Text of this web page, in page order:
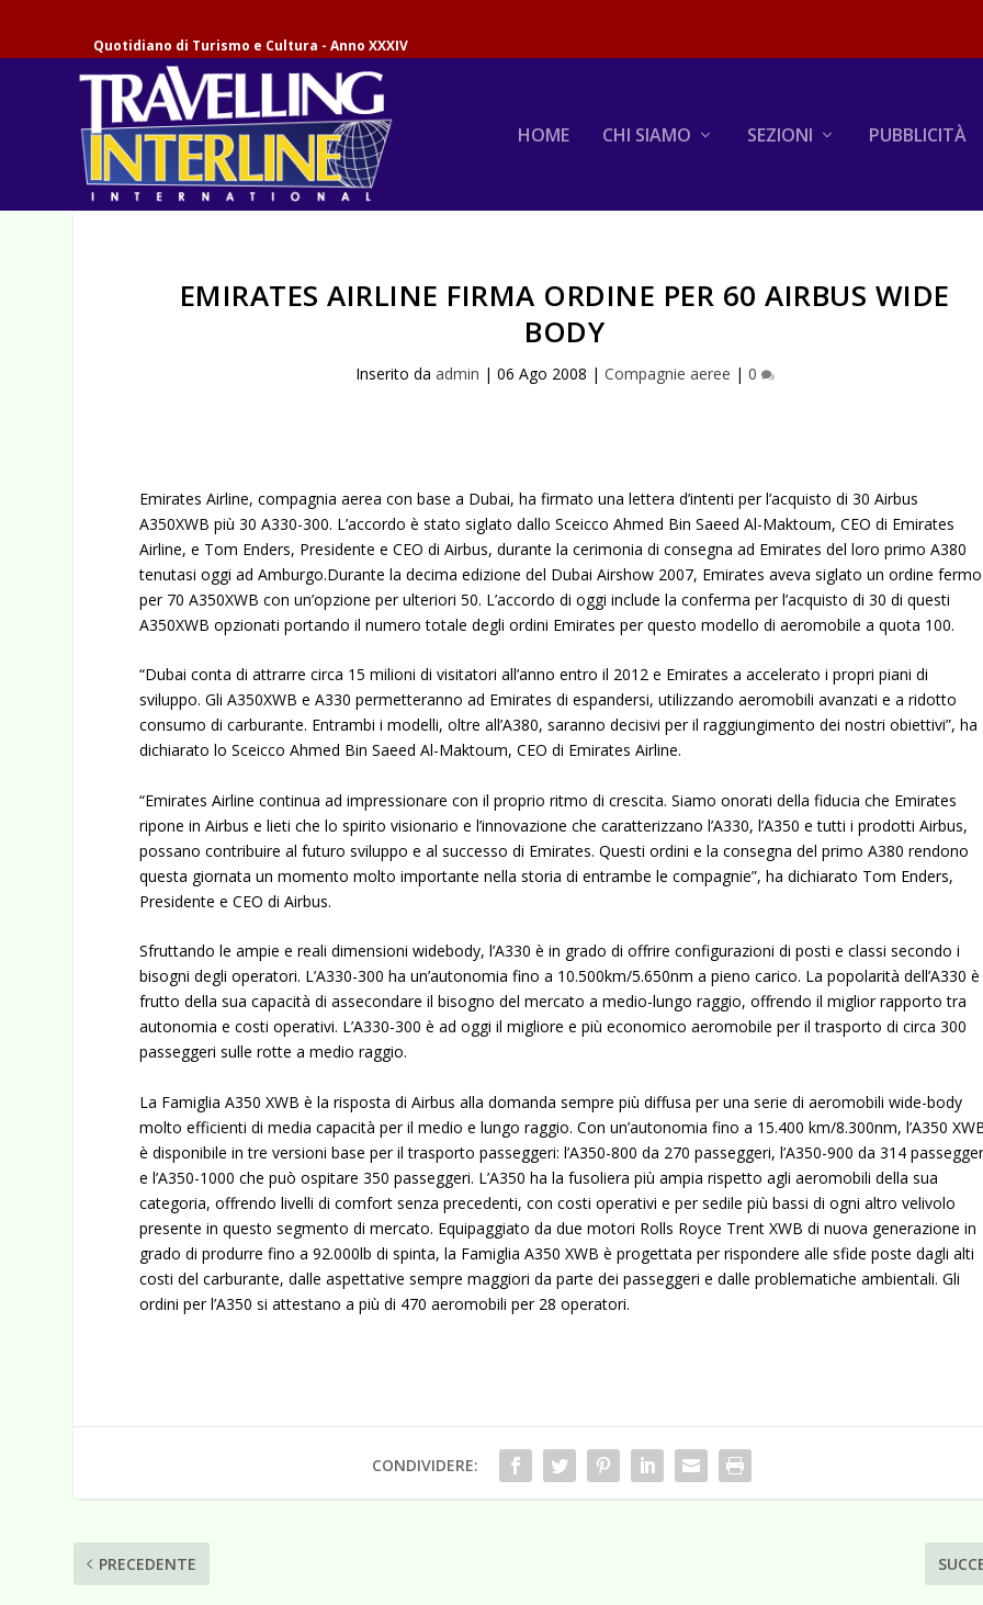
Quotidiano di Turismo e Cultura - Anno XXXIV
HOME CHI SIAMO SEZIONI PUBBLICITÀ
EMIRATES AIRLINE FIRMA ORDINE PER 60 AIRBUS WIDE
BODY
Inserito da admin | 06 Ago 2008 | Compagnie aeree | 0
Emirates Airline, compagnia aerea con base a Dubai, ha firmato una lettera d’intenti per l’acquisto di 30 Airbus
A350XWB più 30 A330-300. L’accordo è stato siglato dallo Sceicco Ahmed Bin Saeed Al-Maktoum, CEO di Emirates
Airline, e Tom Enders, Presidente e CEO di Airbus, durante la cerimonia di consegna ad Emirates del loro primo A380
tenutasi oggi ad Amburgo.Durante la decima edizione del Dubai Airshow 2007, Emirates aveva siglato un ordine fermo
per 70 A350XWB con un’opzione per ulteriori 50. L’accordo di oggi include la conferma per l’acquisto di 30 di questi
A350XWB opzionati portando il numero totale degli ordini Emirates per questo modello di aeromobile a quota 100.
“Dubai conta di attrarre circa 15 milioni di visitatori all’anno entro il 2012 e Emirates a accelerato i propri piani di
sviluppo. Gli A350XWB e A330 permetteranno ad Emirates di espandersi, utilizzando aeromobili avanzati e a ridotto
consumo di carburante. Entrambi i modelli, oltre all’A380, saranno decisivi per il raggiungimento dei nostri obiettivi”, ha
dichiarato lo Sceicco Ahmed Bin Saeed Al-Maktoum, CEO di Emirates Airline.
“Emirates Airline continua ad impressionare con il proprio ritmo di crescita. Siamo onorati della fiducia che Emirates
ripone in Airbus e lieti che lo spirito visionario e l’innovazione che caratterizzano l’A330, l’A350 e tutti i prodotti Airbus,
possano contribuire al futuro sviluppo e al successo di Emirates. Questi ordini e la consegna del primo A380 rendono
questa giornata un momento molto importante nella storia di entrambe le compagnie”, ha dichiarato Tom Enders,
Presidente e CEO di Airbus.
Sfruttando le ampie e reali dimensioni widebody, l’A330 è in grado di offrire configurazioni di posti e classi secondo i
bisogni degli operatori. L’A330-300 ha un’autonomia fino a 10.500km/5.650nm a pieno carico. La popolarità dell’A330 è
frutto della sua capacità di assecondare il bisogno del mercato a medio-lungo raggio, offrendo il miglior rapporto tra
autonomia e costi operativi. L’A330-300 è ad oggi il migliore e più economico aeromobile per il trasporto di circa 300
passeggeri sulle rotte a medio raggio.
La Famiglia A350 XWB è la risposta di Airbus alla domanda sempre più diffusa per una serie di aeromobili wide-body
molto efficienti di media capacità per il medio e lungo raggio. Con un’autonomia fino a 15.400 km/8.300nm, l’A350
è disponibile in tre versioni base per il trasporto passeggeri: l’A350-800 da 270 passeggeri, l’A350-900 da 314
e l’A350-1000 che può ospitare 350 passeggeri. L’A350 ha la fusoliera più ampia rispetto agli aeromobili della sua
categoria, offrendo livelli di comfort senza precedenti, con costi operativi e per sedile più bassi di ogni altro velivolo
presente in questo segmento di mercato. Equipaggiato da due motori Rolls Royce Trent XWB di nuova generazione in
grado di produrre fino a 92.000lb di spinta, la Famiglia A350 XWB è progettata per rispondere alle sfide poste dagli alti
costi del carburante, dalle aspettative sempre maggiori da parte dei passeggeri e dalle problematiche ambientali. Gli
ordini per l’A350 si attestano a più di 470 aeromobili per 28 operatori.
CONDIVIDERE:
PRECEDENTE